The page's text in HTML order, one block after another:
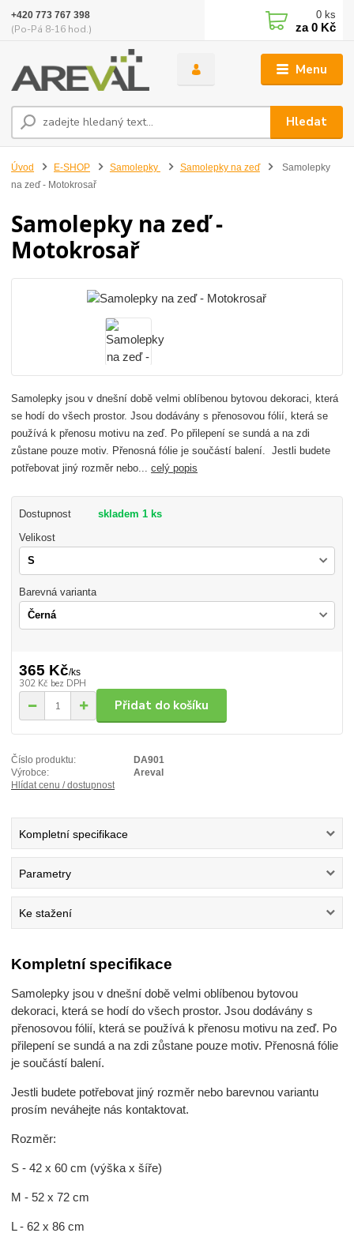
Menu
Hledat
+420 773 767 398
(Po-Pá 8-16 hod.)
0 ks
za0 Kč
Úvod E-SHOP Samolepky Samolepky na zeď
Samolepky
na zeď - Motokrosař
Samolepky na zeď -
Motokrosař
Samolepky jsou v dnešní době velmi oblíbenou bytovou dekoraci, která
se hodí do všech prostor. Jsou dodávány s přenosovou fólií, která se
používá k přenosu motivu na zeď. Po přilepení se sundá a na zdi
zůstane pouze motiv. Přenosná fólie je součástí balení. Jestli budete
potřebovat jiný rozměr nebo...celý popis
Dostupnost skladem 1 ks
Velikost
Barevná varianta
365 Kč/ks
302 Kč bez DPH
Přidat do košíku
Číslo produktu:
DA901
Výrobce:
Areval
Hlídat cenu / dostupnost
Kompletní specifikace
Parametry
Ke stažení
Kompletní specifikace
Samolepky jsou v dnešní době velmi oblíbenou bytovou
dekoraci, která se hodí do všech prostor. Jsou dodávány s
přenosovou fólií, která se používá k přenosu motivu na zeď. Po
přilepení se sundá a na zdi zůstane pouze motiv. Přenosná fólie
je součástí balení.
Jestli budete potřebovat jiný rozměr nebo barevnou variantu
prosím neváhejte nás kontaktovat.
Rozměr:
S - 42 x 60 cm (výška x šíře)
M - 52 x 72 cm
L - 62 x 86 cm